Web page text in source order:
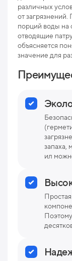
различных
от
порций воды на
отводящие
объясняется
значение для
запаха,
ил